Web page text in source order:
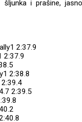
šljunka i prašine,
2:37.9
2:37.9
2:38.8
2:39.4
2:39.5